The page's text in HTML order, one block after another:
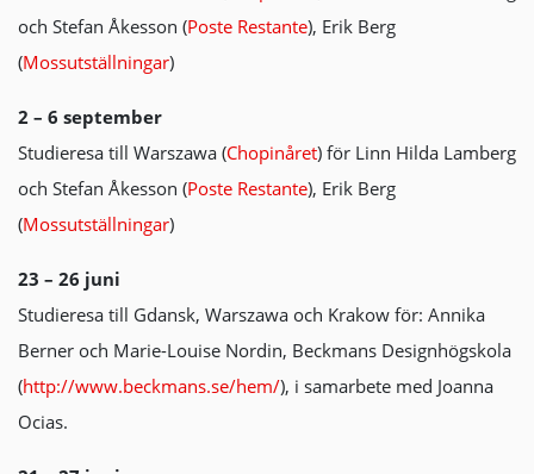
och Stefan Åkesson (Poste Restante), Erik Berg
(Mossutställningar)
2 – 6 september
Studieresa till Warszawa (Chopinåret) för Linn Hilda Lamberg
och Stefan Åkesson (Poste Restante), Erik Berg
(Mossutställningar)
23 – 26 juni
Studieresa till Gdansk, Warszawa och Krakow för: Annika
Berner och Marie-Louise Nordin, Beckmans Designhögskola
(http://www.beckmans.se/hem/), i samarbete med Joanna
Ocias.